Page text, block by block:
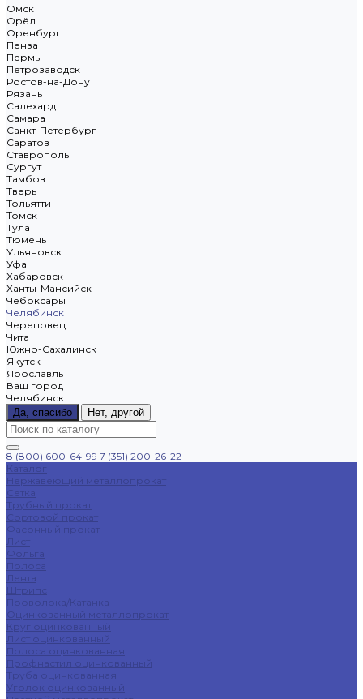
Омск
Орёл
Оренбург
Пенза
Пермь
Петрозаводск
Ростов-на-Дону
Рязань
Салехард
Самара
Санкт-Петербург
Саратов
Ставрополь
Сургут
Тамбов
Тверь
Тольятти
Томск
Тула
Тюмень
Ульяновск
Уфа
Хабаровск
Ханты-Мансийск
Чебоксары
Челябинск
Череповец
Чита
Южно-Сахалинск
Якутск
Ярославль
Ваш город
Челябинск
Да, спасибо
Нет, другой
8 (800) 600-64-99 7 (351) 200-26-22
Каталог
Нержавеющий металлопрокат
Сетка
Трубный прокат
Сортовой прокат
Фасонный прокат
Лист
Фольга
Полоса
Лента
Штрипс
Проволока/Катанка
Оцинкованный металлопрокат
Круг оцинкованный
Лист оцинкованный
Полоса оцинкованная
Профнастил оцинкованный
Труба оцинкованная
Уголок оцинкованный